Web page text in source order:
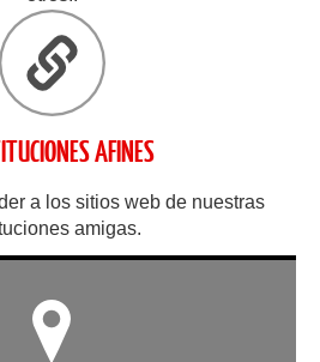
AFINES
a los sitios web de nuestras
amigas.